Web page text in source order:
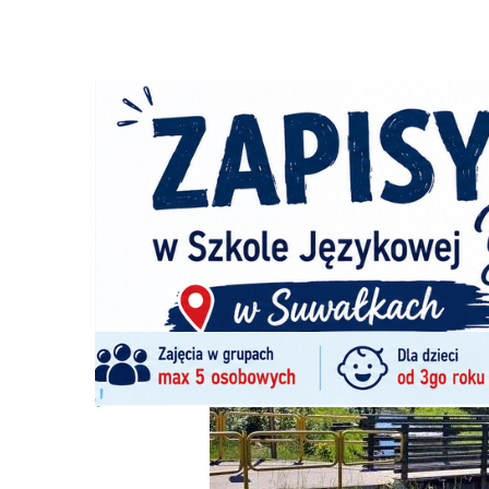
Ścieżka
nawigacyjna
Strona główna
Kładka
Z ŻYCIA MIASTA 08/06/2026 / 0 Komentarzy
Kładka nad Czarną Hańczą - najpierw